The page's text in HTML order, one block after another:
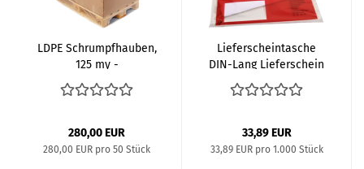
LDPE Schrumpf­hau­ben,
125 my -
1.300+900x1450...
280,00 EUR
280,00 EUR pro 50 Stück
Lie­fer­schein­ta­sche
DIN-​Lang Lie­fer­schein
33,89 EUR
33,89 EUR pro 1.000 Stück